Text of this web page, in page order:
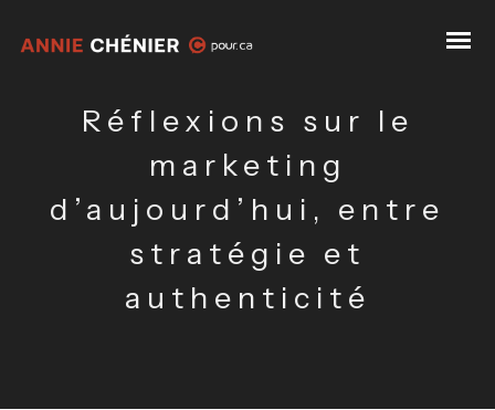
Réflexions sur le
marketing
d’aujourd’hui, entre
stratégie et
authenticité